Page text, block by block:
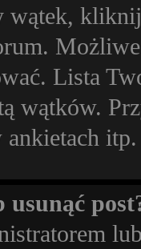
Lista
wątków.
ankietach itp.
usunąć